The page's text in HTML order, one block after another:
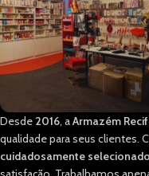
Desde 2016, aArmazém
qualidade para seus clientes.
cuidadosamente selecionado